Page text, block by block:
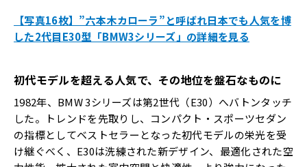
【写真16枚】”六本木カローラ”と呼ばれ日本でも人気を博
した2代目E30型「BMW3シリーズ」の詳細を見る
初代モデルを超える人気で、その地位を盤石なものに
1982年、BMW 3シリーズは第2世代（E30）へバトンタッチ
した。トレンドを先取りし、コンパクト・スポーツセダン
の指標としてベストセラーとなった初代モデルの栄光を受
け継ぐべく、E30は洗練された新デザイン、最適化された空